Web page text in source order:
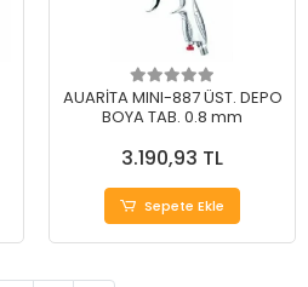
AUARİTA MINI-887 ÜST. DEPO
BOYA TAB. 0.8 mm
3.190,93 TL
Sepete Ekle